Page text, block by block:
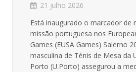
21 julho 2026
Está inaugurado o marcador de
missão portuguesa nos
Games (EUSA Games) Salerno
masculina de Ténis de Mesa da
Porto (U.Porto) assegurou a